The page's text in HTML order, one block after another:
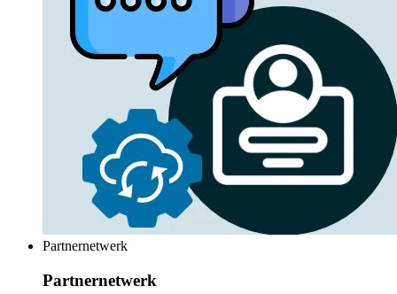
Partnernetwerk
Partnernetwerk